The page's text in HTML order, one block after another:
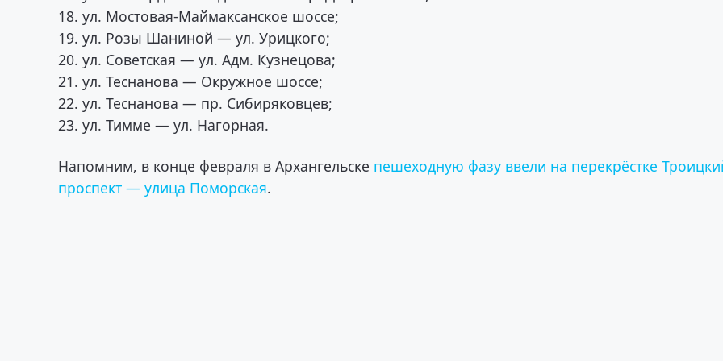
18. ул. Мостовая-Маймаксанское шоссе;
19. ул. Розы Шаниной — ул. Урицкого;
20. ул. Советская — ул. Адм. Кузнецова;
21. ул. Теснанова — Окружное шоссе;
22. ул. Теснанова — пр. Сибиряковцев;
23. ул. Тимме — ул. Нагорная.
Напомним, в конце февраля в Архангельске пешеходную фазу ввели на перекрёстке
проспект — улица Поморская.